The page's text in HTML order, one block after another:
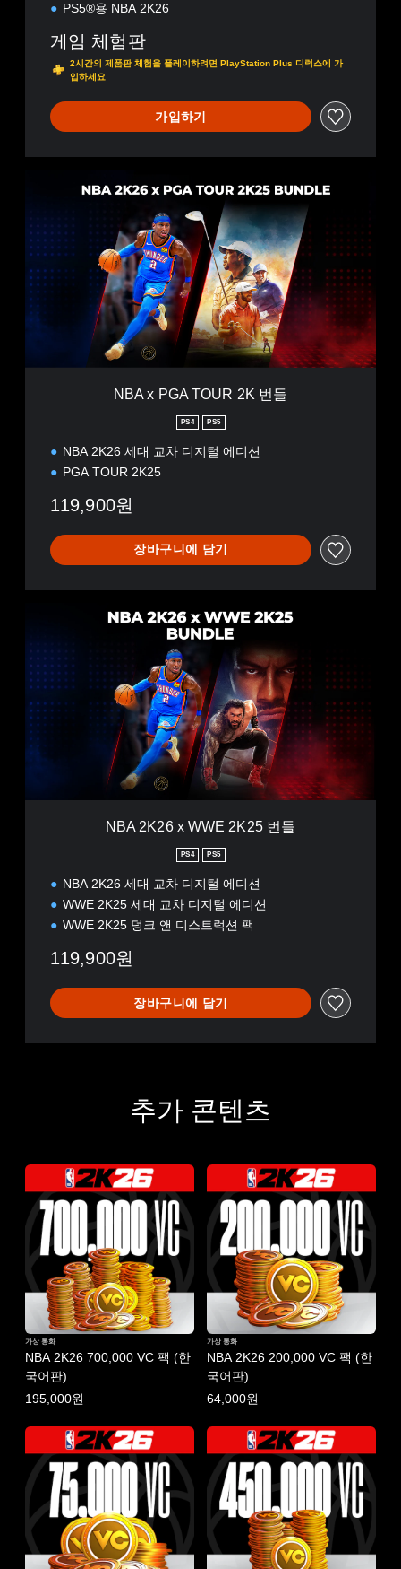
PS5®용 NBA 2K26
게임 체험판
2시간의 제품판 체험을 플레이하려면 PlayStation Plus 디럭스에 가
입하세요
가입하기
x
P
A
T
O
2
NBA x PGA TOUR 2K 번들
PS4 PS5
NBA 2K26 세대 교차 디지털 에디션
PGA TOUR 2K25
119,900원
장바구니에 담기
2
K
6
x
W
2
NBA 2K26 x WWE 2K25 번들
PS4 PS5
NBA 2K26 세대 교차 디지털 에디션
WWE 2K25 세대 교차 디지털 에디션
WWE 2K25 덩크 앤 디스트럭션 팩
119,900원
장바구니에 담기
추가 콘텐츠
NBA 2K26 700,000 VC 팩 (한
국어판)
가상 통화
195,000원
NBA 2K26 200,000 VC 팩 (한
국어판)
가상 통화
64,000원